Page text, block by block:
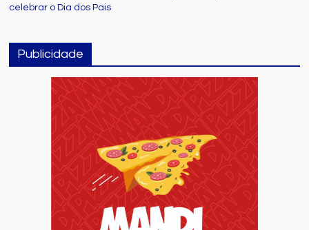
celebrar o Dia dos Pais
Publicidade